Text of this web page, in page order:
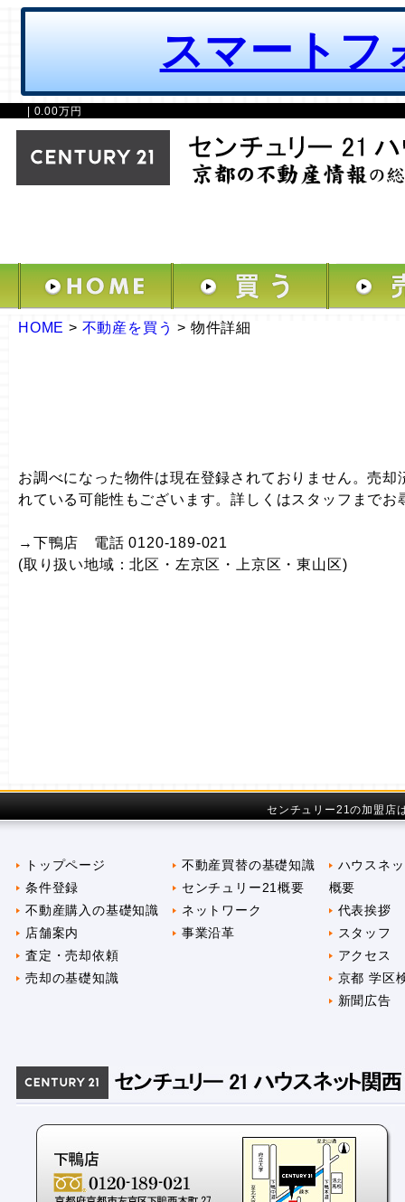
スマートフ
| 0.00万円
HOME > 不動産を買う > 物件詳細
お調べになった物件は現在登録されておりません。売
れている可能性もございます。詳しくはスタッフまでお
→下鴨店 電話 0120-189-021
(取り扱い地域：北区・左京区・上京区・東山区)
センチュリー21の加盟店
トップページ
条件登録
不動産購入の基礎知識
店舗案内
査定・売却依頼
売却の基礎知識
不動産買替の基礎知識
センチュリー21概要
ネットワーク
事業沿革
ハウスネ
概要
代表挨拶
スタッフ
アクセス
京都 学区
新聞広告